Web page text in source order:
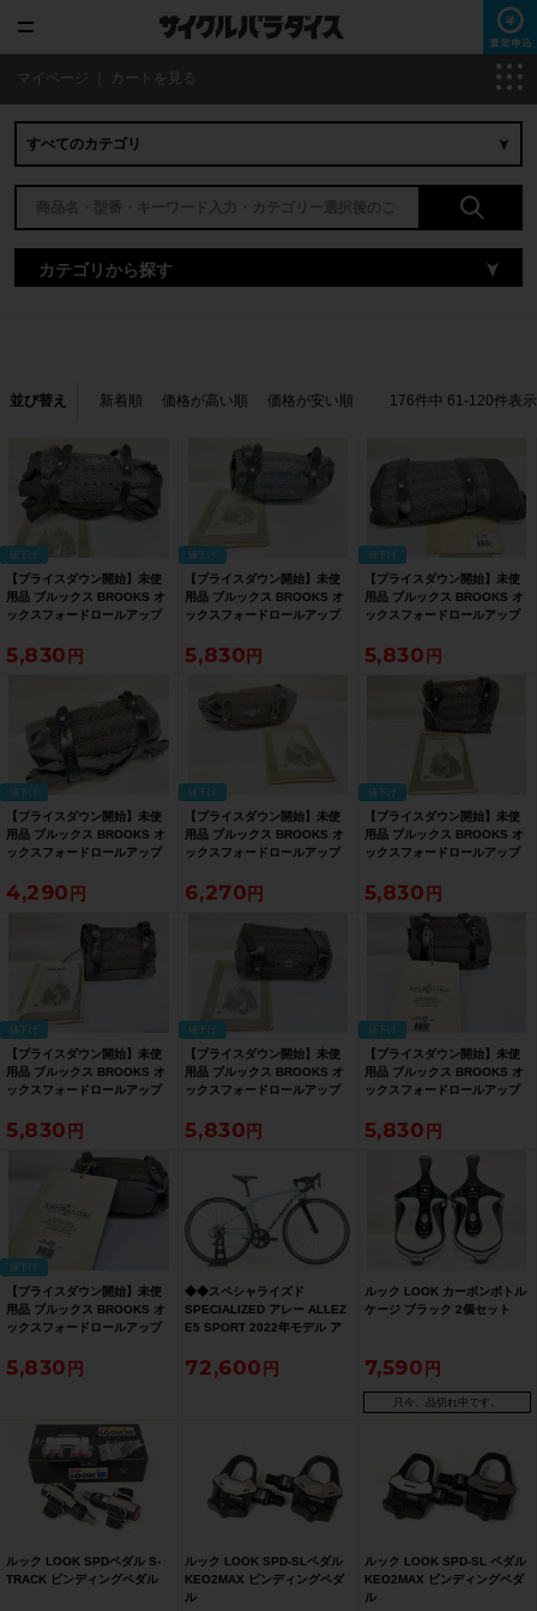
マイページ カートを見る
カテゴリから探す
並び替え 新着順 価格が高い順 価格が安い順 176件中 61-120件表示
値下げ
【プライスダウン開始】未使
用品 ブルックス BROOKS オ
ックスフォードロールアップ
BOULTBEE OXFORD
RAINCAPE レインポンチョ M
5,830
値下げ
【プライスダウン開始】未使
用品 ブルックス BROOKS オ
ックスフォードロールアップ
BOULTBEE OXFORD
RAINCAPE レインポンチョ S
サイズ カーキ【お買い得
SALE】
5,830
値下げ
【プライスダウン開始】未使
用品 ブルックス BROOKS オ
ックスフォードロールアップ
BOULTBEE OXFORD
RAINCAPE レインポンチョ L
サイズ カーキ【お買い得
5,830
値下げ
【プライスダウン開始】未使
用品 ブルックス BROOKS オ
ックスフォードロールアップ
BOULTBEE OXFORD
RAINCAPE ポンチョ サイズ不
明 グレー【お買い得SALE】
4,290
値下げ
【プライスダウン開始】未使
用品 ブルックス BROOKS オ
ックスフォードロールアップ
BOULTBEE OXFORD
RAINCAPE レインポンチョ L
サイズ グレー【お買い得
6,270
値下げ
【プライスダウン開始】未使
用品 ブルックス BROOKS オ
ックスフォードロールアップ
BOULTBEE OXFORD
RAINCAPE レインポンチョ M
サイズ グレー【お買い得
5,830
値下げ
【プライスダウン開始】未使
用品 ブルックス BROOKS オ
ックスフォードロールアップ
BOULTBEE OXFORD
RAINCAPE レインポンチョ S
サイズ グレー【お買い得
5,830
値下げ
【プライスダウン開始】未使
用品 ブルックス BROOKS オ
ックスフォードロールアップ
BOULTBEE OXFORD
RAINCAPE レインポンチョ S
5,830
値下げ
【プライスダウン開始】未使
用品 ブルックス BROOKS オ
ックスフォードロールアップ
BOULTBEE OXFORD
RAINCAPE レインポンチョ S
サイズ グレー【お買い得
5,830
値下げ
【プライスダウン開始】未使
用品 ブルックス BROOKS オ
ックスフォードロールアップ
BOULTBEE OXFORD
RAINCAPE レインポンチョ L
5,830
◆◆スペシャライズド
SPECIALIZED アレー ALLEZ
E5 SPORT 2022年モデル ア
SHIMANO SORA R3000 2x9
速（サイクルパラダイス大阪
72,600
ルック LOOK カーボンボトル
ケージ ブラック 2個セット
7,590
只今、品切れ中です。
ルック LOOK SPDペダル S-
TRACK ビンディングペダル
ルック LOOK SPD-SLペダル
KEO2MAX ビンディングペダ
ル
ルック LOOK SPD-SL ペダル
KEO2MAX ビンディングペダ
ル